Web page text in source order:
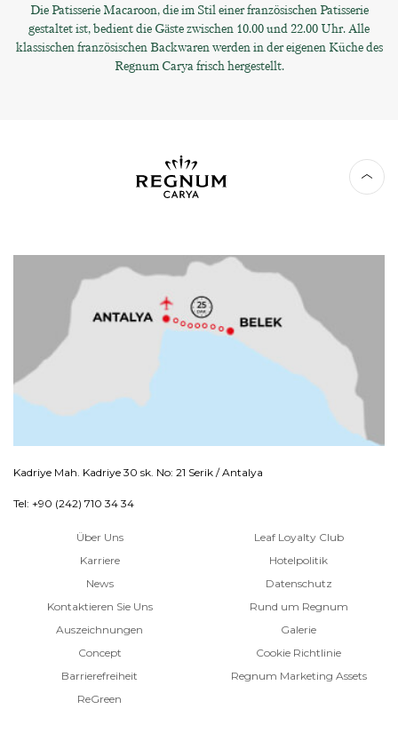
Die Patisserie Macaroon, die im Stil einer französischen Patisserie
gestaltet ist, bedient die Gäste zwischen 10.00 und 22.00 Uhr. Alle
klassischen französischen Backwaren werden in der eigenen Küche des
Regnum Carya frisch hergestellt.
Kadriye Mah. Kadriye 30 sk. No: 21 Serik / Antalya
Tel: +90 (242) 710 34 34
Über Uns
Karriere
News
Kontaktieren Sie Uns
Auszeichnungen
Concept
Barrierefreiheit
ReGreen
Leaf Loyalty Club
Hotelpolitik
Datenschutz
Rund um Regnum
Galerie
Cookie Richtlinie
Regnum Marketing Assets